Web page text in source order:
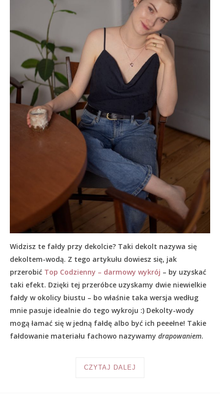
Widzisz te fałdy przy dekolcie? Taki dekolt nazywa się
dekoltem-wodą. Z tego artykułu dowiesz się, jak
przerobić Top Codzienny – darmowy wykrój – by uzyskać
taki efekt. Dzięki tej przeróbce uzyskamy dwie niewielkie
fałdy w okolicy biustu – bo właśnie taka wersja według
mnie pasuje idealnie do tego wykroju :) Dekolty-wody
mogą łamać się w jedną fałdę albo być ich peeełne! Takie
fałdowanie materiału fachowo nazywamy drapowaniem.
CZYTAJ DALEJ